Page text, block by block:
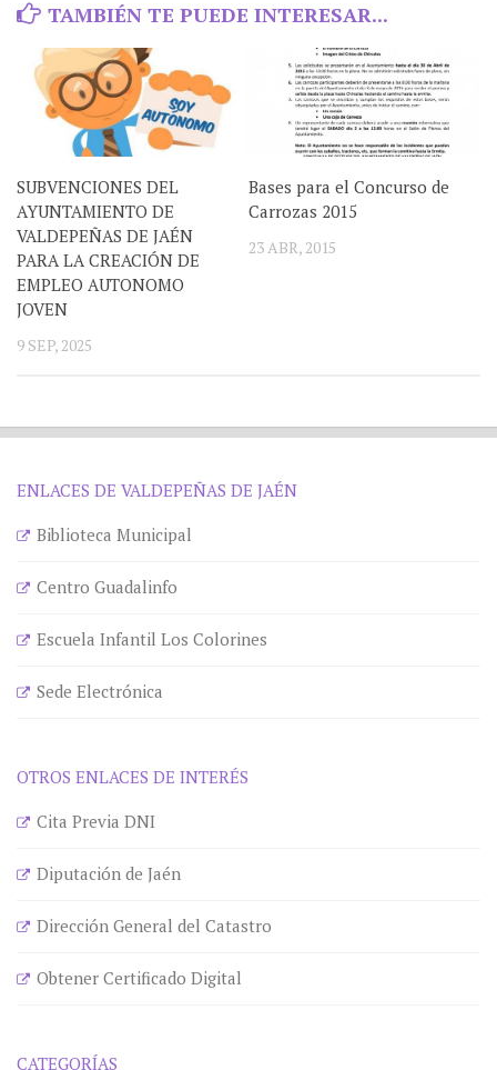
TAMBIÉN TE PUEDE INTERESAR...
SUBVENCIONES DEL
AYUNTAMIENTO DE
VALDEPEÑAS DE JAÉN
PARA LA CREACIÓN DE
EMPLEO AUTONOMO
JOVEN
9 SEP, 2025
Bases para el Concurso de
Carrozas 2015
23 ABR, 2015
ENLACES DE VALDEPEÑAS DE JAÉN
Biblioteca Municipal
Centro Guadalinfo
Escuela Infantil Los Colorines
Sede Electrónica
OTROS ENLACES DE INTERÉS
Cita Previa DNI
Diputación de Jaén
Dirección General del Catastro
Obtener Certificado Digital
CATEGORÍAS